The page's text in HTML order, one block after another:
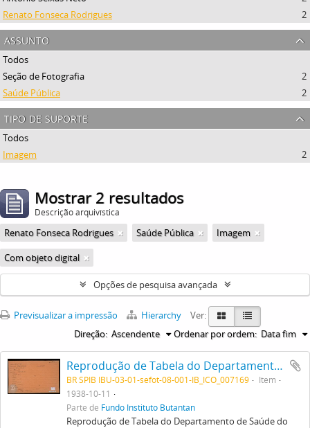
Renato Fonseca Rodrigues
2
assunto
Todos
Seção de Fotografia
2
Saúde Pública
2
tipo de suporte
Todos
Imagem
2
Mostrar 2 resultados
Descrição arquivística
Renato Fonseca Rodrigues Saúde Pública
Imagem
Com objeto digital
Opções de pesquisa avançada
Previsualizar a impressão Hierarchy
Ver:
Ordenar por ordem: Data fim
Direção: Ascendente
Reprodução de Tabela do Departamento de Saúde do Estado - organograma do Serviço de laboratórios de Saúde Pública. Ficha da Seção de fotografia nº 503, solicitado pela Diretoria (dr. Renato). Verso
BR SPIB IBU-03-01-sefot-08-001-IB_ICO_007169
Item
1938-10-11
Parte de Fundo Instituto Butantan
Reprodução de Tabela do Departamento de Saúde do